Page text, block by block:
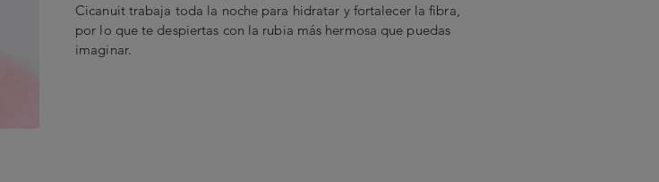
Cicanuit trabaja toda la noche para hidratar y fortalecer la fibra,
por lo que te despiertas con la rubia más hermosa que puedas
imaginar.